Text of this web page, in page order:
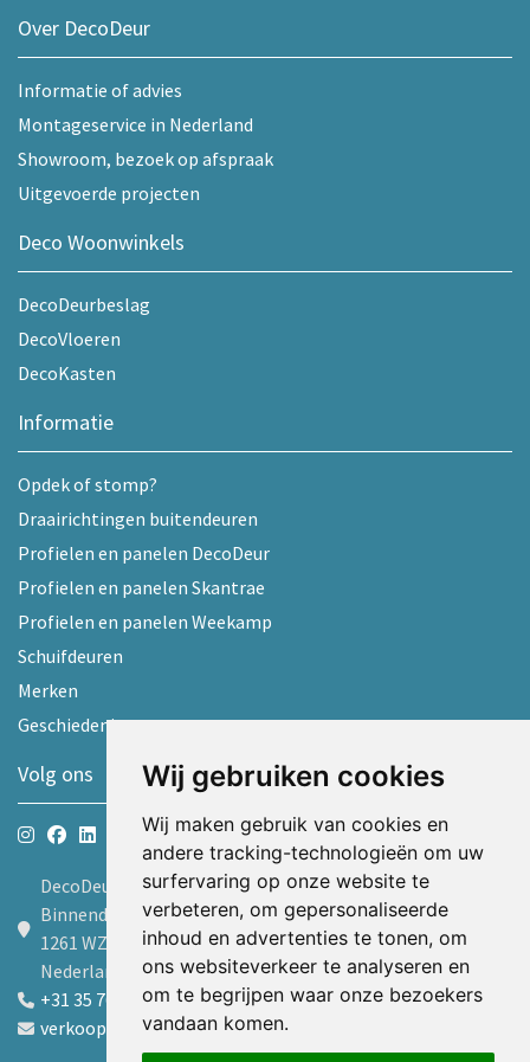
Wij gebruiken cookies
Wij maken gebruik van cookies en
andere tracking-technologieën om uw
surfervaring op onze website te
verbeteren, om gepersonaliseerde
inhoud en advertenties te tonen, om
ons websiteverkeer te analyseren en
om te begrijpen waar onze bezoekers
vandaan komen.
Over DecoDeur
Informatie of advies
Montageservice in Nederland
Showroom, bezoek op afspraak
Uitgevoerde projecten
Deco Woonwinkels
DecoDeurbeslag
DecoVloeren
DecoKasten
Informatie
Opdek of stomp?
Draairichtingen buitendeuren
Profielen en panelen DecoDeur
Profielen en panelen Skantrae
Profielen en panelen Weekamp
Schuifdeuren
Merken
Geschiedenis
Volg ons
DecoDeur B.V.
Binnendelta 9d
1261 WZ Blaricum
Nederland
+31 35 7605600
verkoop@decodeur.nl